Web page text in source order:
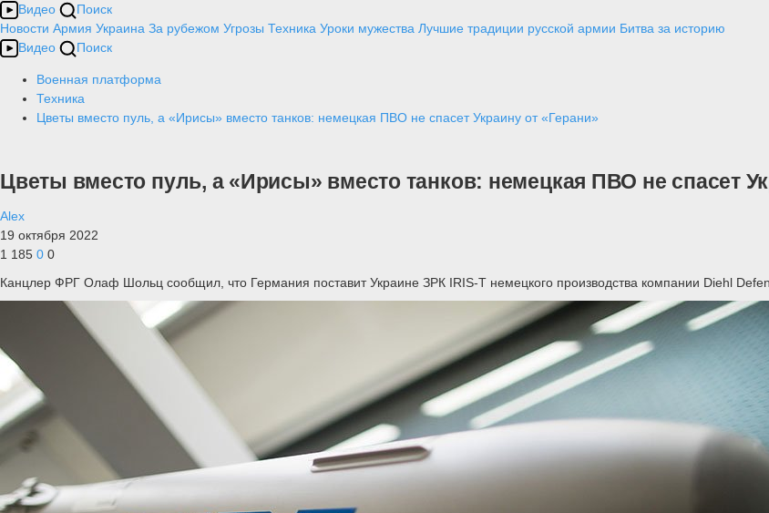
Видео
Поиск
Новости Армия Украина За рубежом Угрозы Техника Уроки мужества Лучшие традиции русской армии Битва за историю
Видео
Поиск
Военная платформа
Техника
Цветы вместо пуль, а «Ирисы» вместо танков: немецкая ПВО не спасет Украину от «Герани»
Цветы вместо пуль, а «Ирисы» вместо танков: немецкая ПВО не спасет
Alex
19 октября 2022
1 185 0 0
Канцлер ФРГ Олаф Шольц сообщил, что Германия поставит Украине ЗРК IRIS-T немецкого производства компании Diehl